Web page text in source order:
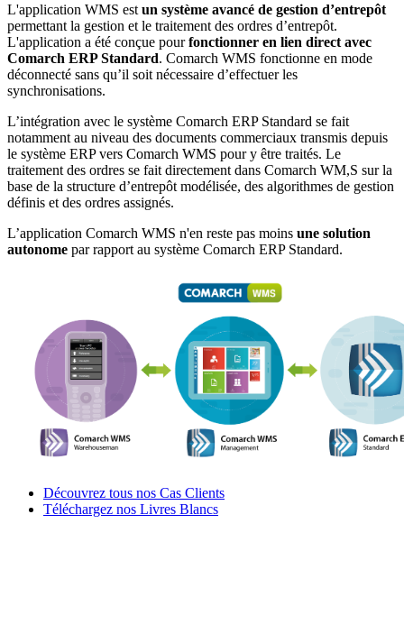
L'application WMS est un système avancé de gestion d’entrepôt
permettant la gestion et le traitement des ordres d’entrepôt.
L'application a été conçue pourfonctionner en lien direct avec
Comarch ERP Standard. Comarch WMS fonctionne en mode
déconnecté sans qu’il soit nécessaire d’effectuer les
synchronisations.
L’intégration avec le système Comarch ERP Standard se fait
notamment au niveau des documents commerciaux transmis depuis
le système ERP vers Comarch WMS pour y être traités. Le
traitement des ordres se fait directement dans Comarch WM,S sur la
base de la structure d’entrepôt modélisée, des algorithmes de gestion
définis et des ordres assignés.
L’application Comarch WMS n'en reste pas moins une solution
autonome par rapport au système Comarch ERP Standard.
Découvrez tous nos Cas Clients
Téléchargez nos Livres Blancs